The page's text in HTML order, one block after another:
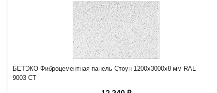
БЕТЭКО Фиброцементная панель Стоун 1200х3000х8 мм RAL
9003 СТ